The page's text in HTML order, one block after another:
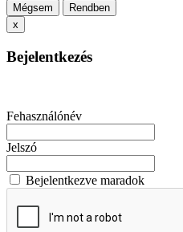
Mégsem
Rendben
x
Bejelentkezés
Fehasználónév
Jelszó
Bejelentkezve maradok